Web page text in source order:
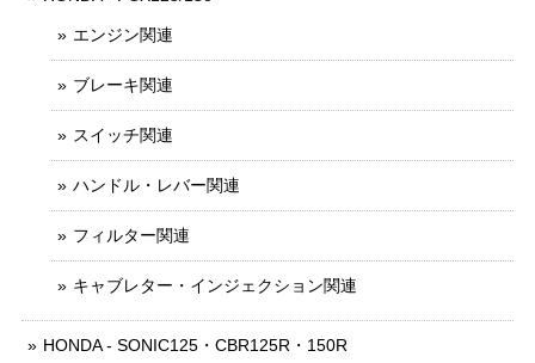
エンジン関連
ブレーキ関連
スイッチ関連
ハンドル・レバー関連
フィルター関連
キャブレター・インジェクション関連
HONDA - SONIC125・CBR125R・150R